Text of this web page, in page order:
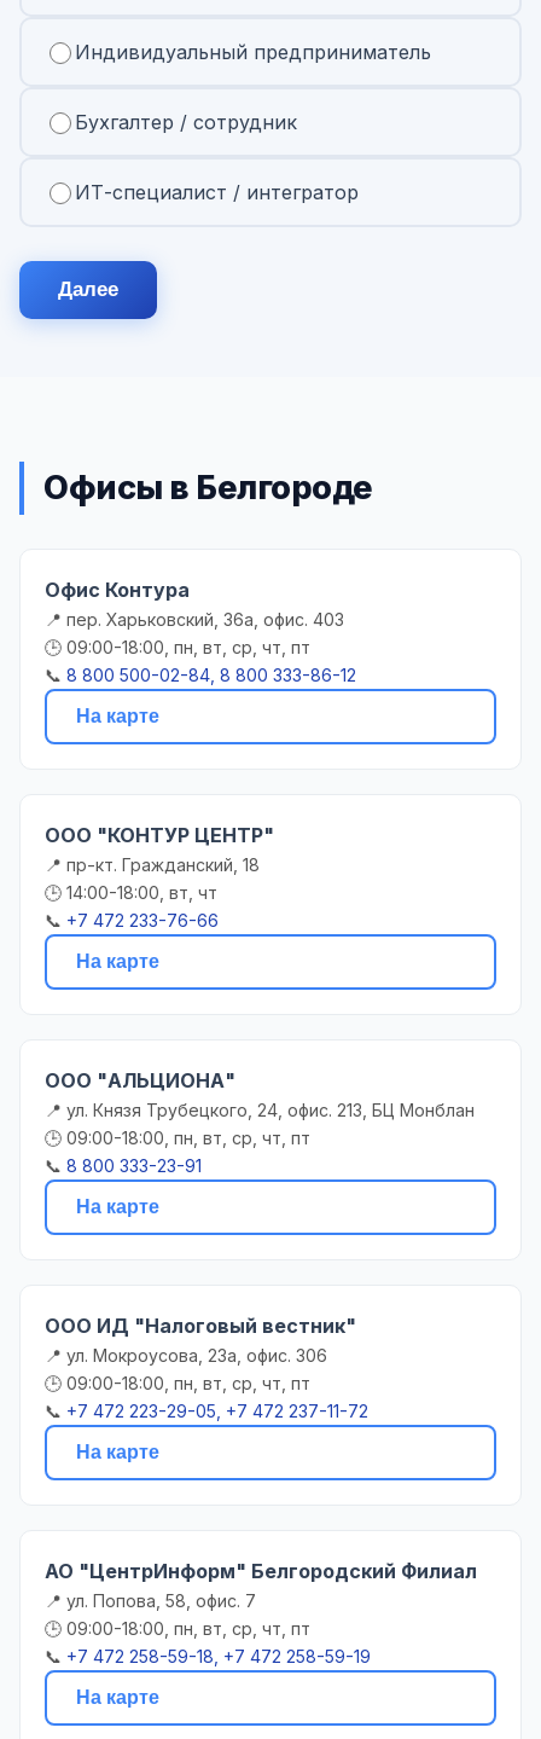
Индивидуальный предприниматель
Бухгалтер / сотрудник
ИТ-специалист / интегратор
Далее
Офисы в Белгороде
Офис Контура
📍 пер. Харьковский, 36а, офис. 403
🕒 09:00-18:00, пн, вт, ср, чт, пт
📞 8 800 500-02-84, 8 800 333-86-12
На карте
ООО "КОНТУР ЦЕНТР"
📍 пр-кт. Гражданский, 18
🕒 14:00-18:00, вт, чт
📞 +7 472 233-76-66
На карте
ООО "АЛЬЦИОНА"
📍 ул. Князя Трубецкого, 24, офис. 213, БЦ Монблан
🕒 09:00-18:00, пн, вт, ср, чт, пт
📞 8 800 333-23-91
На карте
ООО ИД "Налоговый вестник"
📍 ул. Мокроусова, 23а, офис. 306
🕒 09:00-18:00, пн, вт, ср, чт, пт
📞 +7 472 223-29-05, +7 472 237-11-72
На карте
АО "ЦентрИнформ" Белгородский Филиал
📍 ул. Попова, 58, офис. 7
🕒 09:00-18:00, пн, вт, ср, чт, пт
📞 +7 472 258-59-18, +7 472 258-59-19
На карте